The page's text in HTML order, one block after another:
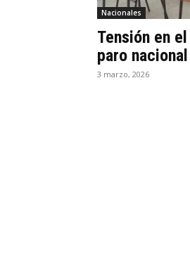
Nacionales
Tensión en
paro
3 marzo, 2026